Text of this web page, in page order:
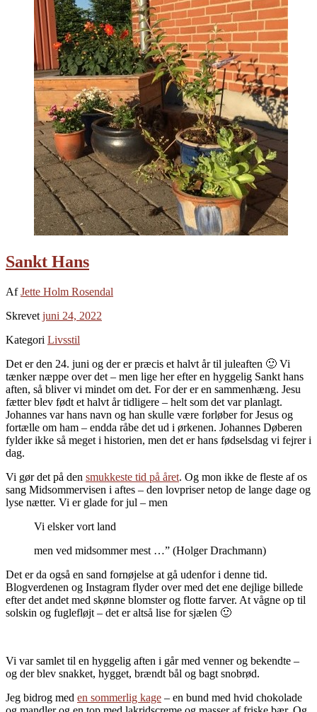
Sankt Hans
AfJette Holm Rosendal
Skrevet juni 24, 2022
Kategori Livsstil
Det er den 24. juni og der er præcis et halvt år til juleaften 🙂 Vi
tænker næppe over det – men lige her efter en hyggelig Sankt hans
aften, så bliver vi mindet om det. For der er en sammenhæng. Jesu
fætter blev født et halvt år tidligere – helt som det var planlagt.
Johannes var hans navn og han skulle være forløber for Jesus og
fortælle om ham – endda råbe det ud i ørkenen. Johannes Døberen
fylder ikke så meget i historien, men det er hans fødselsdag vi fejrer i
dag.
Vi gør det på den smukkeste tid på året. Og mon ikke de fleste af os
sang Midsommervisen i aftes – den lovpriser netop de lange dage og
lyse nætter. Vi er glade for jul – men
Vi elsker vort land
men ved midsommer mest …” (Holger Drachmann)
Det er da også en sand fornøjelse at gå udenfor i denne tid.
Blogverdenen og Instagram flyder over med det ene dejlige billede
efter det andet med skønne blomster og flotte farver. At vågne op til
solskin og fuglefløjt – det er altså lise for sjælen 🙂
Vi var samlet til en hyggelig aften i går med venner og bekendte –
og der blev snakket, hygget, brændt bål og bagt snobrød.
Jeg bidrog med en sommerlig kage – en bund med hvid chokolade